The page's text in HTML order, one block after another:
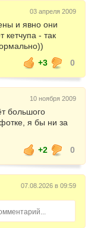
03 апреля 2009
и явно они
кетчупа - так
+3
0
10 ноября 2009
большого
я бы ни за
+2
0
07.08.2026 в 09:59